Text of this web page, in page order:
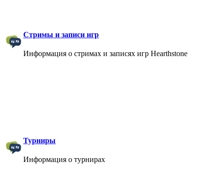
Стримы и записи игр
Информация о стримах и записях игр Hearthstone
Турниры
Информация о турнирах